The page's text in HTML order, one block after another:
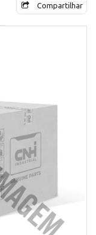
Compartilhar